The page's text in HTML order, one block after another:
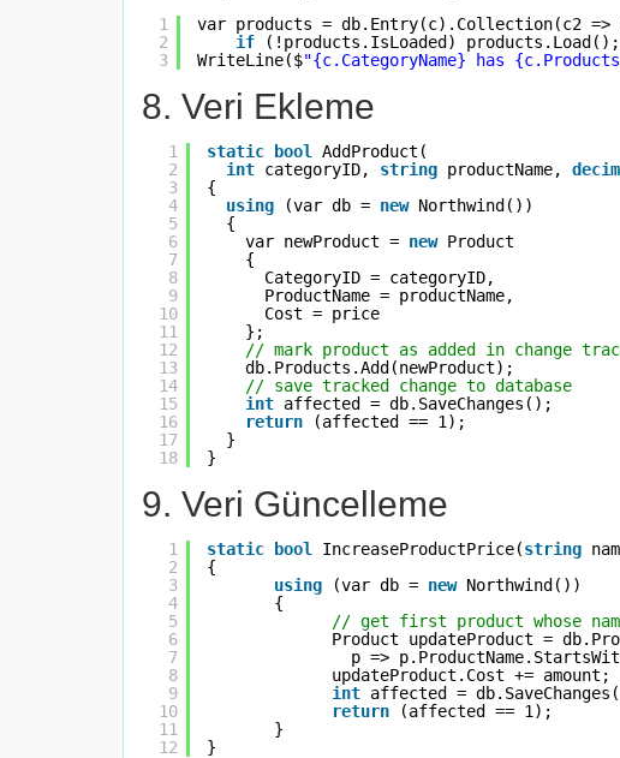
1
2
3
var products = db.Entry(c).Collection(c2 =>
if
(!products.IsLoaded) products.Load();
WriteLine($"{c.CategoryName} has
8. Veri Ekleme
1
2
3
4
5
6
7
8
9
10
11
12
13
14
15
16
17
18
static bool
AddProduct(
int categoryID, string productName,
{
using
(var db = new Northwind())
{
var newProduct = new Product
{
CategoryID = categoryID,
ProductName = productName,
Cost = price
};
// mark product as added in change
db.Products.Add(newProduct);
// save tracked change to database
int affected = db.SaveChanges();
return
(affected == 1);
}
}
9. Veri Güncelleme
1
2
3
4
5
6
7
8
9
10
11
12
static bool IncreaseProductPrice(string
{
using
(var db = new Northwind())
{
// get first product whose
Product updateProduct =
p =>
updateProduct.Cost += amount;
int affected =
return
(affected == 1);
}
}